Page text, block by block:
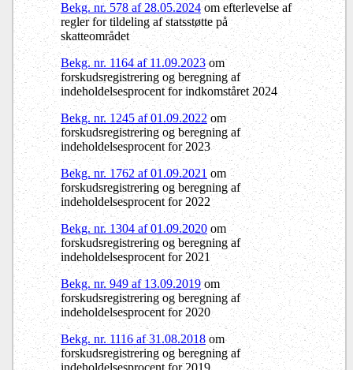
Bekg. nr. 578 af 28.05.2024 om efterlevelse af
regler for tildeling af statsstøtte på
skatteområdet
Bekg. nr. 1164 af 11.09.2023om
forskudsregistrering og beregning af
indeholdelsesprocent for indkomståret 2024
Bekg. nr. 1245 af 01.09.2022 om
forskudsregistrering og beregning af
indeholdelsesprocent for 2023
Bekg. nr. 1762 af 01.09.2021om
forskudsregistrering og beregning af
indeholdelsesprocent for 2022
Bekg. nr. 1304 af 01.09.2020 om
forskudsregistrering og beregning af
indeholdelsesprocent for 2021
Bekg. nr. 949 af 13.09.2019om
forskudsregistrering og beregning af
indeholdelsesprocent for 2020
Bekg. nr. 1116 af 31.08.2018om
forskudsregistrering og beregning af
indeholdelsesprocent for 2019